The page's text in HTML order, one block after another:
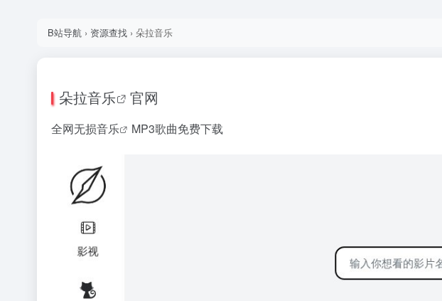
B站导航 › 资源查找 › 朵拉音乐
朵拉音乐 官网
全网无损音乐 MP3歌曲免费下载